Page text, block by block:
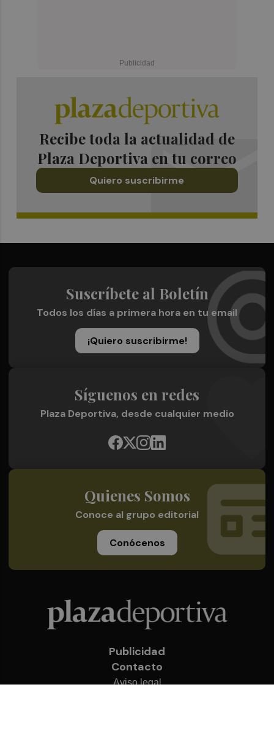
Recibe toda la actualidad de
Plaza Deportiva en tu correo
Quiero suscribirme
Suscríbete al Boletín
Todos los días a primera hora en tu email
¡Quiero suscribirme!
Síguenos en redes
Plaza Deportiva, desde cualquier medio
Quienes Somos
Conoce al grupo editorial
Conócenos
Publicidad
Contacto
Aviso legal